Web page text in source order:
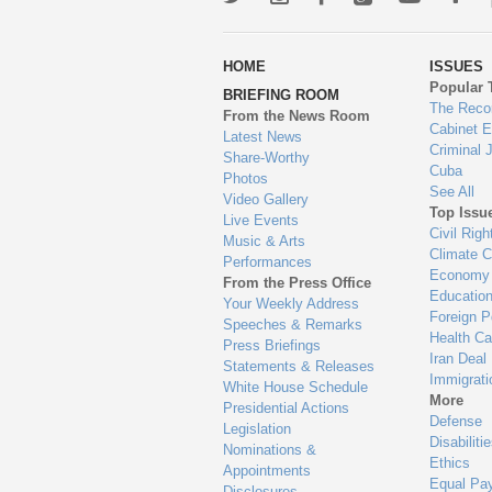
to
HOME
BRIEFING ROOM
From the News Room
Latest News
Share-Worthy
Photos
Video Gallery
Live Events
Music & Arts
Performances
From the Press Office
Your Weekly Address
Speeches & Remarks
Press Briefings
Statements & Releases
White House Schedule
Presidential Actions
Legislation
Nominations &
Appointments
ISSUES
Popular
The
Cabinet
Criminal
Cuba
See All
Top
Civil
Climate
Economy
Education
Foreign
Health
Iran Deal
More
Defense
Ethics
Equal